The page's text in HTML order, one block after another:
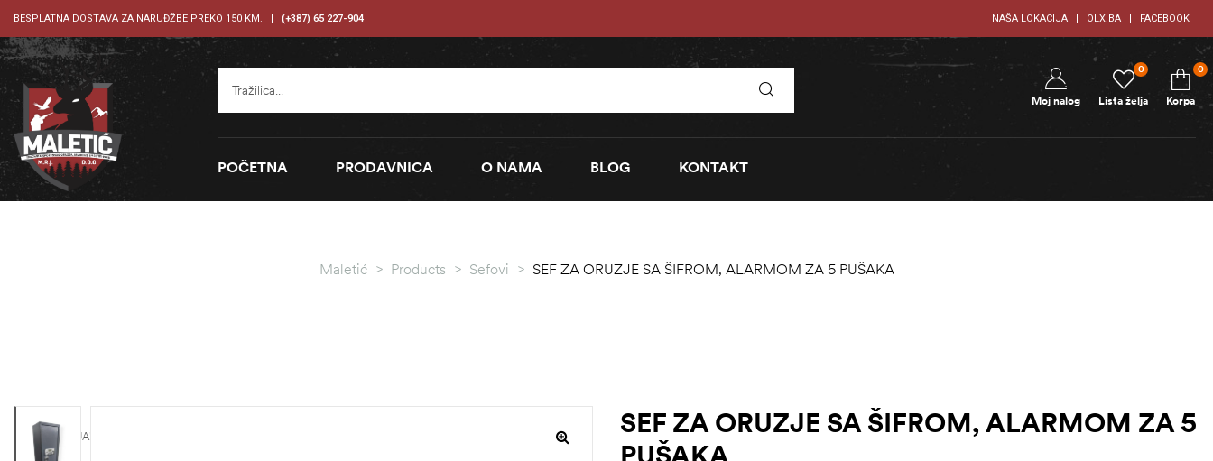
BESPLATNA DOSTAVA ZA NARUĐŽBE PREKO 150 KM. (+387) 65 227-904 NAŠA LOKACIJA OLX.BA FACEBOOK
Lista želja
0
Moj nalog Korpa
0
POČETNA PRODAVNICA O NAMA BLOG KONTAKT
Maletić > Products > Sefovi > SEF ZA ORUZJE SA ŠIFROM, ALARMOM ZA 5 PUŠAKA
AKCIJA!
SEF ZA ORUZJE SA ŠIFROM, ALARMOM ZA 5